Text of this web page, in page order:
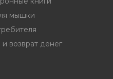
мышки
и возврат денег